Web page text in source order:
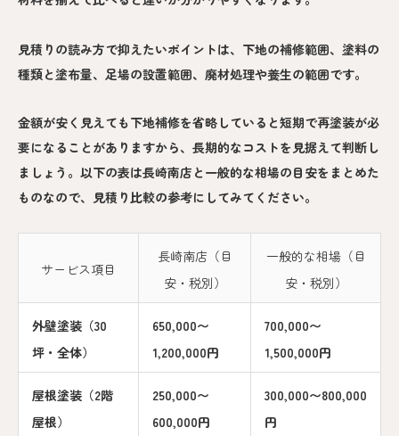
見積りの読み方で抑えたいポイントは、下地の補修範囲、塗料の
種類と塗布量、足場の設置範囲、廃材処理や養生の範囲です。
金額が安く見えても下地補修を省略していると短期で再塗装が必
要になることがありますから、長期的なコストを見据えて判断し
ましょう。以下の表は長崎南店と一般的な相場の目安をまとめた
ものなので、見積り比較の参考にしてみてください。
サービス項目
長崎南店（目
安・税別）
一般的な相場（目
安・税別）
外壁塗装（30
坪・全体）
650,000〜
1,200,000円
700,000〜
1,500,000円
屋根塗装（2階
屋根）
250,000〜
600,000円
300,000〜800,000
円